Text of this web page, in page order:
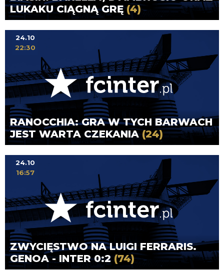
LUKAKU CIĄGNĄ GRĘ(4)
RANOCCHIA: GRA W TYCH BARWACH
JEST WARTA CZEKANIA(24)
24.10
22:30
ZWYCIĘSTWO NA LUIGI FERRARIS.
GENOA - INTER 0:2 (74)
24.10
16:57